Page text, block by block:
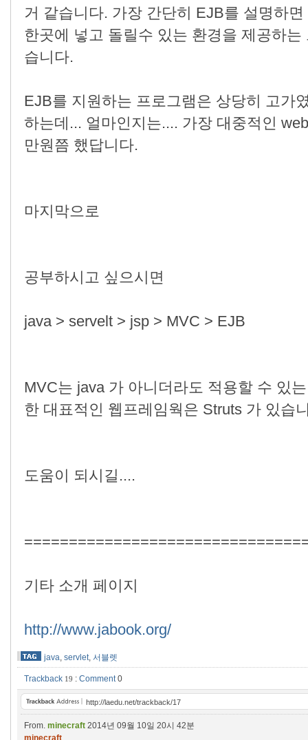
거 같습니다. 가장 간단히 EJB를 설명하
한곳에 넣고 돌릴수 있는 환경을 제공하
습니다.
EJB를 지원하는 프로그램은 상당히 고가
하는데... 얼마인지는.... 가장 대중적인
만원쯤 했답니다.
마지막으로
공부하시고 싶으시면
java > servelt > jsp > MVC > EJB
MVC는 java 가 아니더라도 적용할 수 있
한 대표적인 웹프레임웍은 Struts 가 있습
도움이 되시길....
기타 소개 페이지
http://www.jabook.org/
java, servlet, 서블렛
Trackback 19 : Comment0
http://laedu.net/trackback/17
From. minecraft 2014년 09월 10일 20시 42분
minecraft